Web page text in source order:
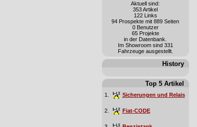
Aktuell sind:
353 Artikel
122 Links
94 Prospekte mit 889 Seiten
0 Benutzer
65 Projekte
in der Datenbank.
Im Showroom sind 331
Fahrzeuge ausgestellt.
History
Top 5 Artikel
1. Sicherungen und Relais
2. Fiat-CODE